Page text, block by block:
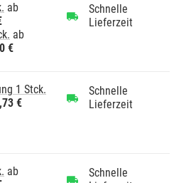
ab
ab
€
Schnelle
Lieferzeit
1 Stck.
€
Schnelle
Lieferzeit
ab
Schnelle